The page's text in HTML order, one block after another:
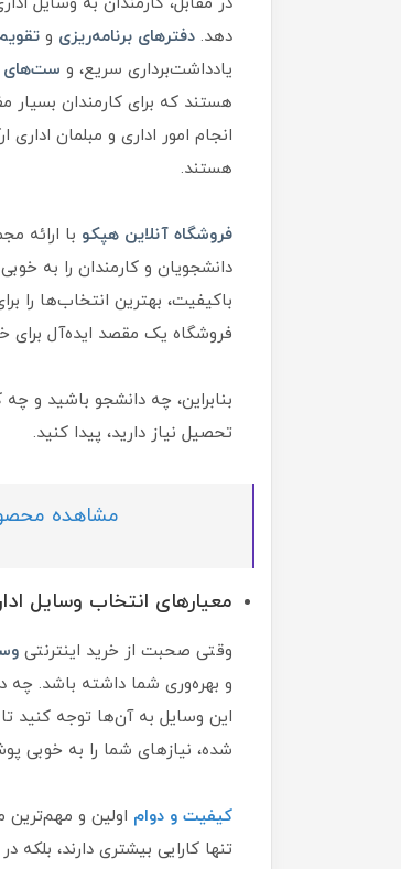
دهد. دفترهای برنامه‌ریزی و
یادداشت‌برداری سریع، و ست‌های
هستند که برای کارمندان بسیار
انجام امور اداری و مبلمان
هستند.
فروشگاه آنلاین هپکو با ارائه
دانشجویان و کارمندان را به
باکیفیت، بهترین انتخاب‌ها را
فروشگاه یک مقصد ایده‌آل برای
بنابراین، چه دانشجو باشید و چه
تحصیل نیاز دارید، پیدا کنید.
مشاهده
معیارهای انتخاب وسایل
وقتی صحبت از خرید اینترنتی
و بهره‌وری شما داشته باشد. چه
این وسایل به آن‌ها توجه کنید
شده، نیازهای شما را به خوبی
کیفیت و دوام اولین و مهم‌ترین
تنها کارایی بیشتری دارند،